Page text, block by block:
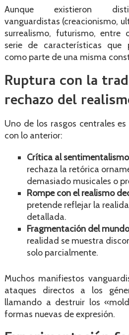
Aunque existieron
vanguardistas (creacionismo,
surrealismo, futurismo, entre
serie de características que
como parte de una misma
Ruptura con la
rechazo del
Uno de los rasgos centrales
con lo anterior:
Crítica al
rechaza la retórica
demasiado musicales o
Rompe con el realismo
pretende reflejar la
detallada.
Fragmentación del
realidad se muestra
solo parcialmente.
Muchos manifiestos
ataques directos a los
llamando a destruir los
formas nuevas de expresión.